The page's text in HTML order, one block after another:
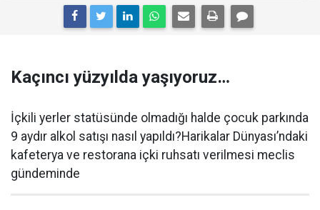
Kaçıncı yüzyılda yaşıyoruz…
İçkili yerler statüsünde olmadığı halde çocuk parkında
9 aydır alkol satışı nasıl yapıldı?Harikalar Dünyası’ndaki
kafeterya ve restorana içki ruhsatı verilmesi meclis
gündeminde